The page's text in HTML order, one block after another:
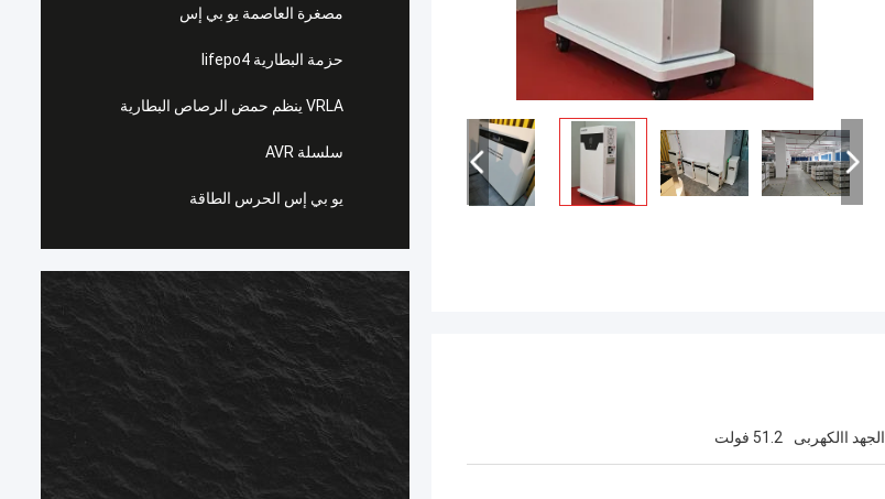
مصغرة العاصمة يو بي إس
حزمة البطارية lifepo4
VRLA ينظم حمض الرصاص البطارية
سلسلة AVR
يو بي إس الحرس الطاقة
الجهد االكهربى 51.2 فولت